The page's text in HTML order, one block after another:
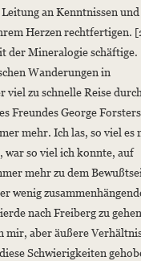
Gottlob Werner, Band II
daß ich ohne das Glück
an Kenntnissen und
Herzen rechtfertigen.
der Mineralogie schäftige.
Wanderungen in
viel zu schnelle Reise
Freundes George
mehr. Ich las, so viel es
so viel ich konnte, auf
mehr zu dem
wenig
nach Freiberg zu
mir, aber äußere
Schwierigkeiten